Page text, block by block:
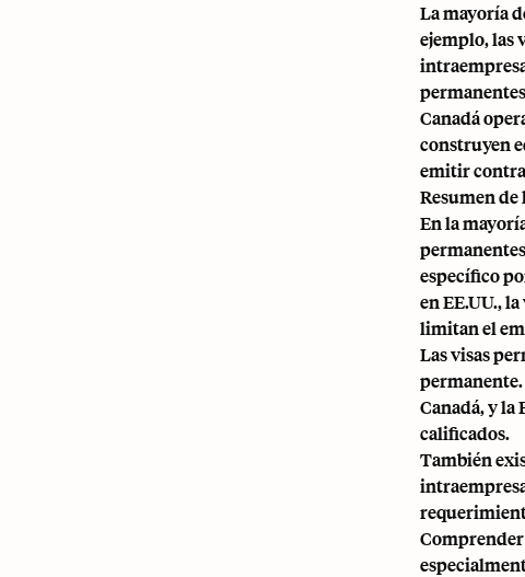
La mayoría
ejemplo, las
Canadá
construyen
emitir
Resumen
En la
específico
en EE.UU.,
limitan el
Las visas
permanente.
Canadá, y la
calificados.
También
Comprender